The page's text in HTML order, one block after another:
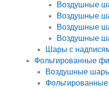
Воздушные
Воздушные
Воздушные
Воздушные
Шары с
Фольгированные
Воздушные